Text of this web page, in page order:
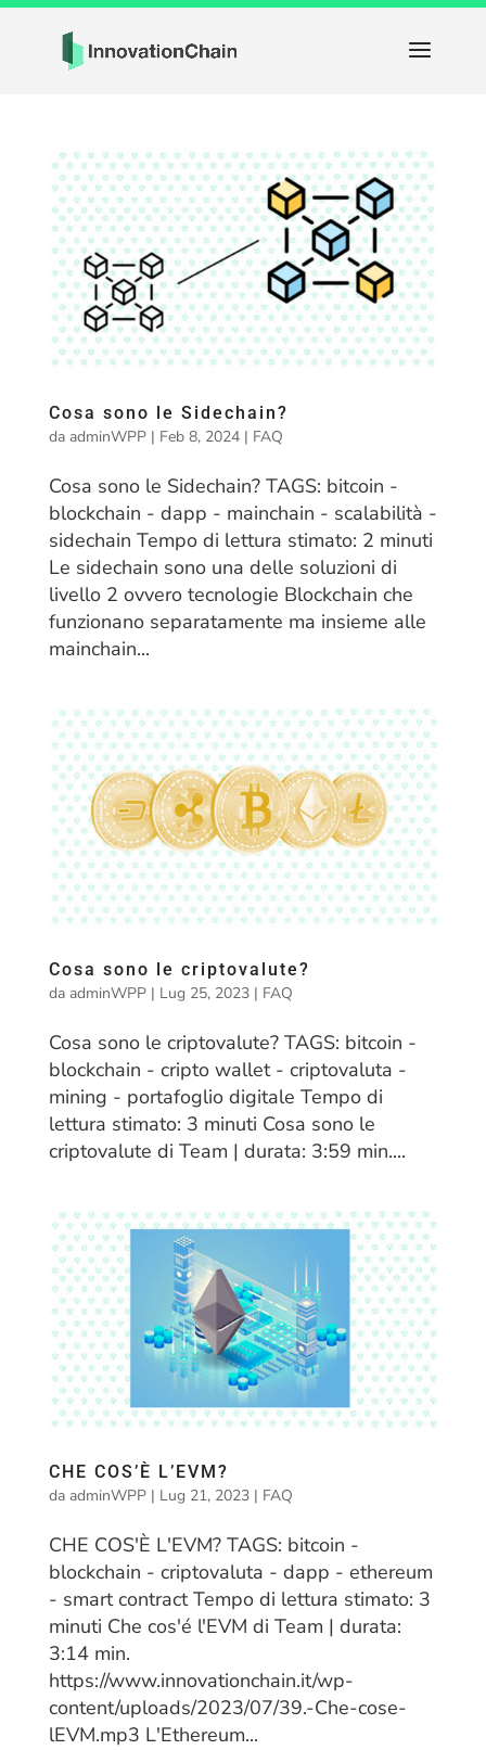
Cosa sono le Sidechain?
da adminWPP| Feb 8, 2024| FAQ
Cosa sono le Sidechain? TAGS: bitcoin -
blockchain - dapp - mainchain - scalabilità -
sidechain Tempo di lettura stimato: 2 minuti
Le sidechain sono una delle soluzioni di
livello 2 ovvero tecnologie Blockchain che
funzionano separatamente ma insieme alle
mainchain...
Cosa sono le criptovalute?
da adminWPP| Lug 25, 2023| FAQ
Cosa sono le criptovalute? TAGS: bitcoin -
blockchain - cripto wallet - criptovaluta -
mining - portafoglio digitale Tempo di
lettura stimato: 3 minuti Cosa sono le
criptovalute di Team | durata: 3:59 min....
CHE COS’È L’EVM?
da adminWPP| Lug 21, 2023| FAQ
CHE COS'È L'EVM? TAGS: bitcoin -
blockchain - criptovaluta - dapp - ethereum
- smart contract Tempo di lettura stimato: 3
minuti Che cos'é l'EVM di Team | durata:
3:14 min.
https://www.innovationchain.it/wp-
content/uploads/2023/07/39.-Che-cose-
lEVM.mp3 L'Ethereum...